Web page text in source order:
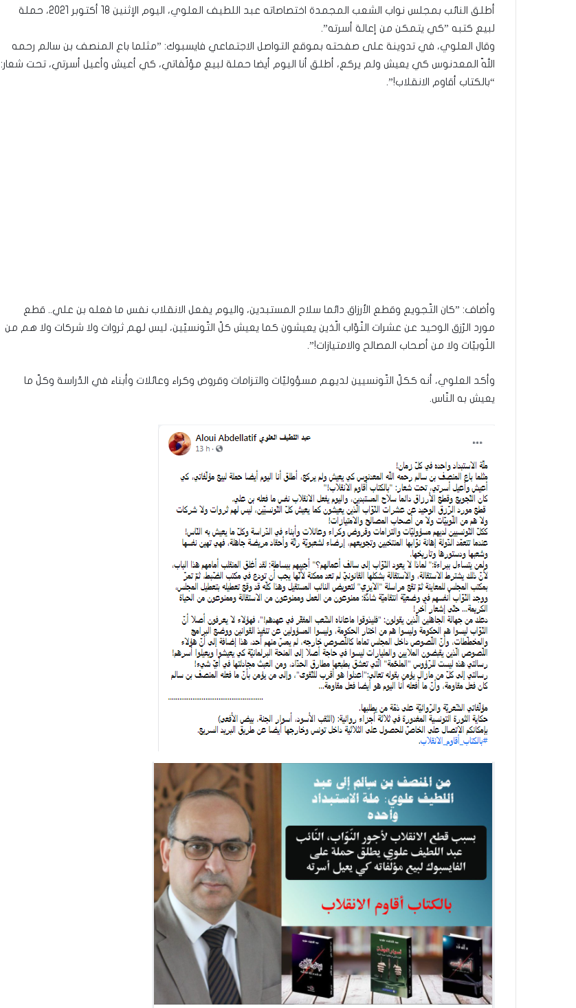
أطلق النائب بمجلس نواب الشعب المجمدة اختصاصاته عبد اللطيف العلوي، اليوم الإثنين 18 أكتوبر 2021، حملة
لبيع كتبه ”كي يتمكن من إعالة أسرته”.
وقال العلوي، في تدوينة على صفحته بموقع التواصل الاجتماعي فايسبوك: ”مثلما باع المنصف بن سالم رحمه
اللّه المعدنوس كي يعيش ولم يركع، أطلق أنا اليوم أيضا حملة لبيع مؤلّفاتي، كي أعيش وأعيل أسرتي، تحت شعار:
“بالكتاب أقاوم الانقلاب!”.
وأضاف: ”كان التّجويع وقطع الأرزاق دائما سلاح المستبدين، واليوم يفعل الانقلاب نفس ما فعله بن علي.. قطع
مورد الرّزق الوحيد عن عشرات النّوّاب الّذين يعيشون كما يعيش كلّ التّونسيّين، ليس لهم ثروات ولا شركات ولا هم من
اللّوبيّات ولا من أصحاب المصالح والامتيازات!”.
وأكد العلوي، أنه ككلّ التّونسيين لديهم مسؤوليّات والتزامات وقروض وكراء وعائلات وأبناء في الدّراسة وكلّ ما
يعيش به النّاس.